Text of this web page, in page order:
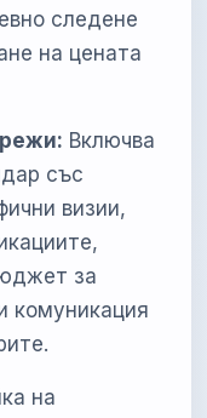
следене
на цената
Включва
със
визии,
за
комуникация
на